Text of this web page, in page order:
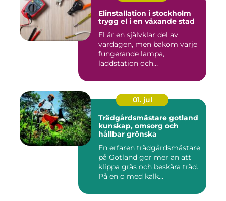
Elinstallation i stockholm
trygg el i en växande stad
El är en självklar del av
vardagen, men bakom varje
fungerande lampa,
laddstation och
01. jul
Trädgårdsmästare gotland
kunskap, omsorg och
hållbar grönska
En erfaren trädgårdsmästare
på Gotland gör mer än att
klippa gräs och beskära träd.
På en ö med kalk...